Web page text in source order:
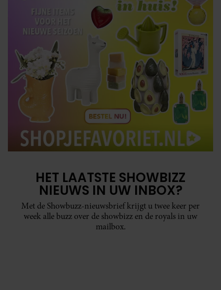
HET LAATSTE SHOWBIZZ
NIEUWS IN UW INBOX?
Met de Showbuzz-nieuwsbrief krijgt u twee keer per
week alle buzz over de showbizz en de royals in uw
mailbox.